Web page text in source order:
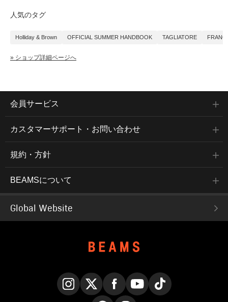
人気のタグ
Holliday & Brown OFFICIAL SUMMER HANDBOOK TAGLIATORE
» ショップ詳細ページへ
会員サービス
カスタマーサポート・お問い合わせ
規約・方針
BEAMSについて
Global Website